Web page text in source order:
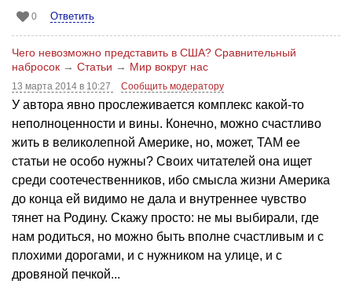
0 Ответить
Чего невозможно представить в США? Сравнительный
набросок → Статьи → Мир вокруг нас
13 марта 2014 в 10:27 Сообщить модератору
У автора явно прослеживается комплекс какой-то
неполноценности и вины. Конечно, можно счастливо
жить в великолепной Америке, но, может, ТАМ ее
статьи не особо нужны? Своих читателей она ищет
среди соотечественников, ибо смысла жизни Америка
до конца ей видимо не дала и внутреннее чувство
тянет на Родину. Скажу просто: не мы выбирали, где
нам родиться, но можно быть вполне счастливым и с
плохими дорогами, и с нужником на улице, и с
дровяной печкой...